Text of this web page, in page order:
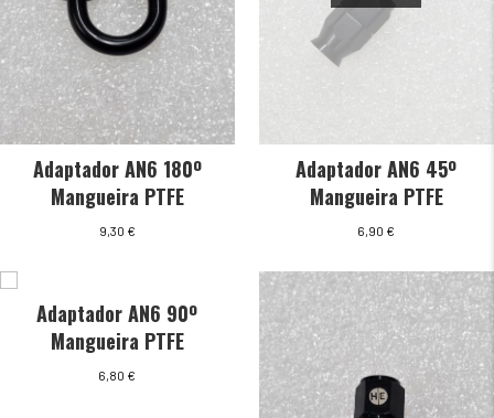
Adaptador AN6 180º
Mangueira PTFE
9,30 €
Adaptador AN6 45º
Mangueira PTFE
6,90 €
Adaptador AN6 90º
Mangueira PTFE
6,80 €